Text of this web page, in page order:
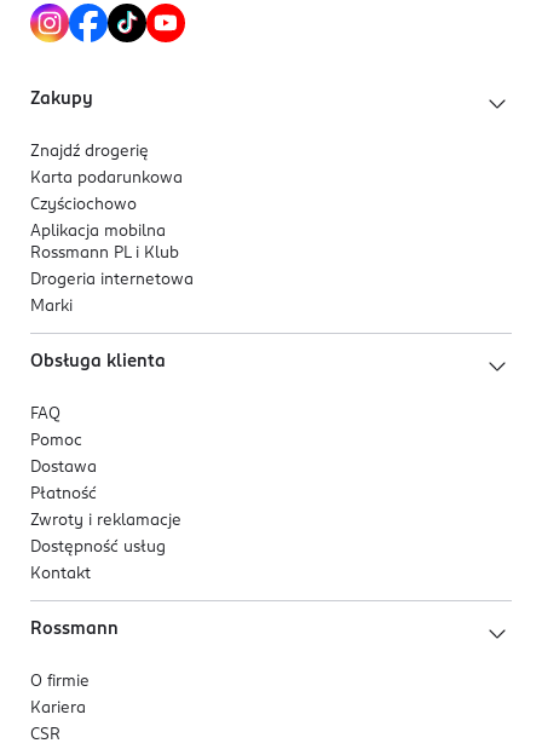
Zakupy
Znajdź drogerię
Karta podarunkowa
Czyściochowo
Aplikacja mobilna
Rossmann PL i Klub
Drogeria internetowa
Marki
Obsługa klienta
FAQ
Pomoc
Dostawa
Płatność
Zwroty i reklamacje
Dostępność usług
Kontakt
Rossmann
O firmie
Kariera
CSR